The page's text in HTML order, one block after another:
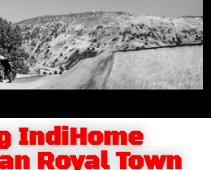
IndiHome
Royal Town